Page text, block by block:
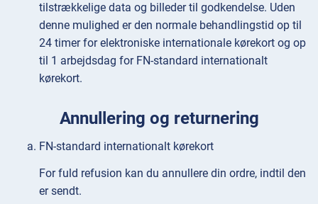
tilstrækkelige data og billeder til godkendelse. Uden
denne mulighed er den normale behandlingstid op til
24 timer for elektroniske internationale kørekort og op
til 1 arbejdsdag for FN-standard internationalt
kørekort.
Annullering og returnering
FN-standard internationalt kørekort
For fuld refusion kan du annullere din ordre, indtil den
er sendt.